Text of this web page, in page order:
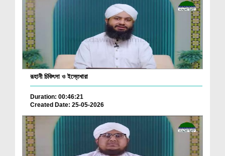
রূহানী চিকিৎসা ও ইস্তেখারা
Duration: 00:46:21
Created Date: 25-05-2026